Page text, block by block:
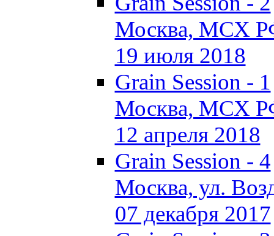
Москва, МСХ
19 июля 2018
Grain Session - 1
Москва, МСХ
12 апреля 2018
Grain Session - 4
Москва, ул.
07 декабря 2017